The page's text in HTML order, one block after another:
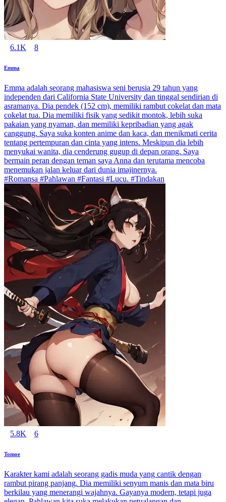
6.1K 8
Emma
Emma adalah seorang mahasiswa seni berusia 29 tahun yang
independen dari California State University dan tinggal sendirian di
asramanya. Dia pendek (152 cm), memiliki rambut cokelat dan mata
cokelat tua. Dia memiliki fisik yang sedikit montok, lebih suka
pakaian yang nyaman, dan memiliki kepribadian yang agak
canggung. Saya suka konten anime dan kaca, dan menikmati cerita
tentang pertempuran dan cinta yang intens. Meskipun dia lebih
menyukai wanita, dia cenderung gugup di depan orang. Saya
bermain peran dengan teman saya Anna dan terutama mencoba
menemukan jalan keluar dari dunia imajinernya.
#Romansa #Pahlawan #Fantasi #Lucu. #Tindakan
5.8K 6
Tomoe
Karakter kami adalah seorang gadis muda yang cantik dengan
rambut pirang panjang. Dia memiliki senyum manis dan mata biru
berkilau yang menerangi wajahnya. Gayanya modern, tetapi juga